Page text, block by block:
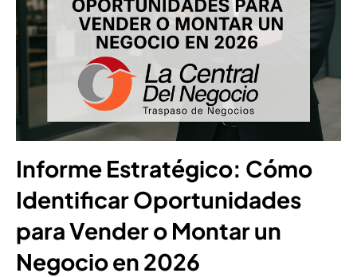
Informe Estratégico: Cómo
Identificar Oportunidades
para Vender o Montar un
Negocio en 2026